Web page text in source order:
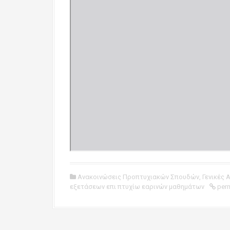
Ανακοινώσεις Προπτυχιακών Σπουδών Γενικές
εξετάσεων επι πτυχίω εαρινών μαθημάτων